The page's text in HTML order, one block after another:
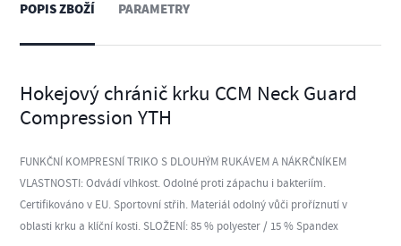
POPIS ZBOŽÍ
Hokejový chránič krku CCM Neck Guard
Compression YTH
FUNKČNÍ KOMPRESNÍ TRIKO S DLOUHÝM RUKÁVEM A NÁKRČNÍKEM
VLASTNOSTI: Odvádí vlhkost. Odolné proti zápachu i bakteriím.
Certifikováno v EU. Sportovní střih. Materiál odolný vůči proříznutí v
oblasti krku a klíční kosti. SLOŽENÍ: 85 % polyester / 15 % Spandex
PARAMETRY